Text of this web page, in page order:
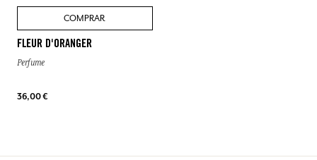
COMPRAR
FLEUR D'ORANGER
Perfume
36,00 €